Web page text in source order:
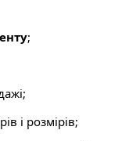
;
і розмірів;